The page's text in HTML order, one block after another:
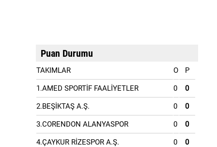
Puan Durumu
TAKIMLAR O P
1.AMED SPORTİF FAALİYETLER 0 0
2.BEŞİKTAŞ A.Ş. 0 0
3.CORENDON ALANYASPOR 0 0
4.ÇAYKUR RİZESPOR A.Ş. 0 0